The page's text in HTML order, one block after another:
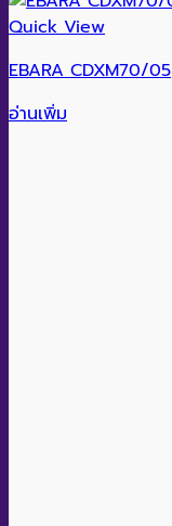
Quick View
EBARA CDXM70/05
อ่านเพิ่ม